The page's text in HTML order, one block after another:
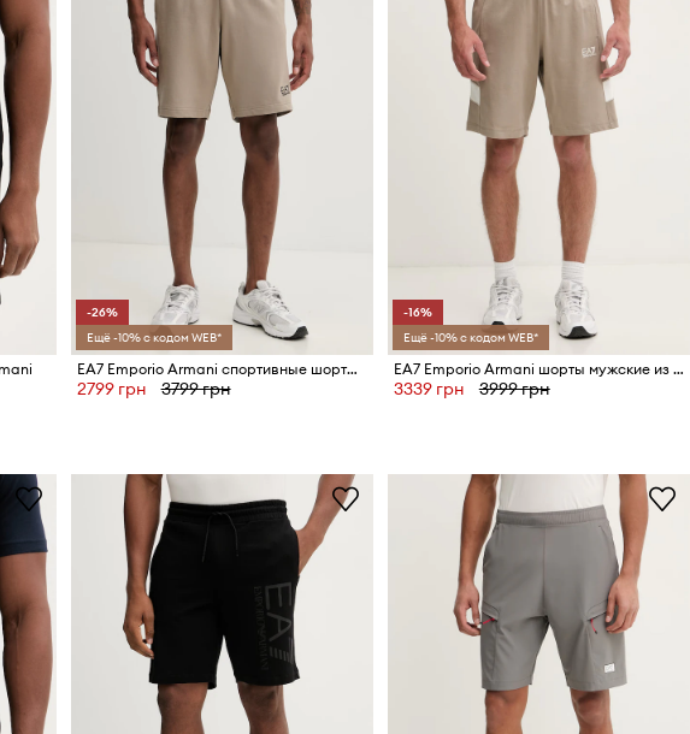
-26%
Ещё -10% с кодом WEB*
EA7 Emporio Armani спортивные шорты для мужчин из хлопка
2799 грн 3799 грн
-16%
Ещё -10% с кодом WEB*
EA7 Emporio Armani шорты мужские из хлопка
3339 грн 3999 грн